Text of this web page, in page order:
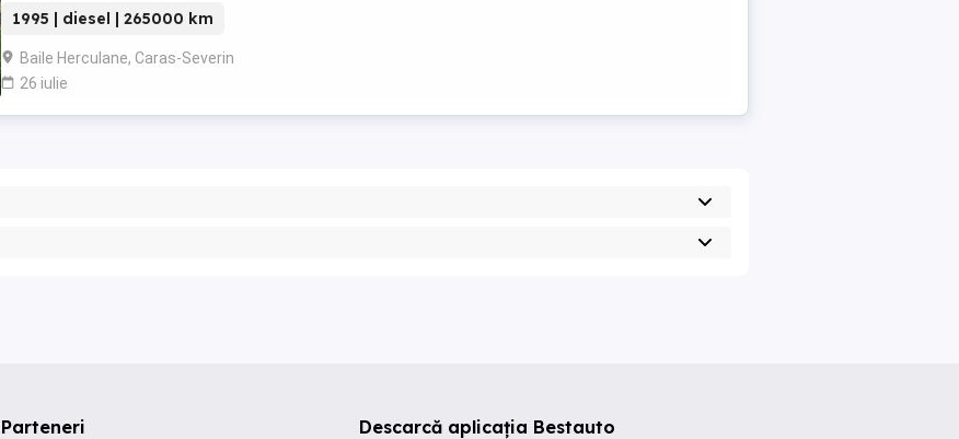
1995 | diesel | 265000 km
Baile Herculane, Caras-Severin
26 iulie
Descarcă aplicația Bestauto
Parteneri